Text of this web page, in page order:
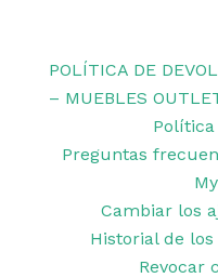
POLÍTICA DE
– MUEBLES
Preguntas
Cambiar los
Historial de
Revocar